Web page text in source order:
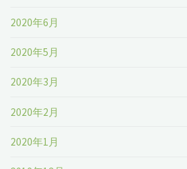
2020年6月
2020年5月
2020年3月
2020年2月
2020年1月